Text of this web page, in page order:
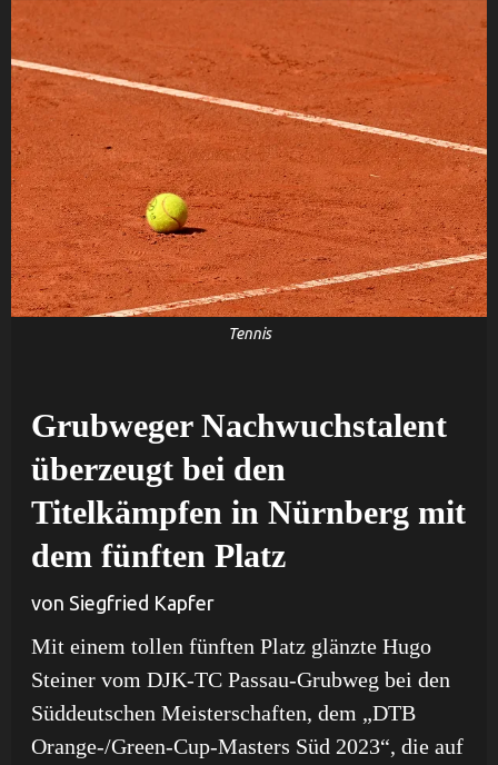
Tennis
Grubweger Nachwuchstalent
überzeugt bei den
Titelkämpfen in Nürnberg mit
dem fünften Platz
von Siegfried Kapfer
Mit einem tollen fünften Platz glänzte Hugo
Steiner vom DJK-TC Passau-Grubweg bei den
Süddeutschen Meisterschaften, dem „DTB
Orange-/Green-Cup-Masters Süd 2023“, die auf